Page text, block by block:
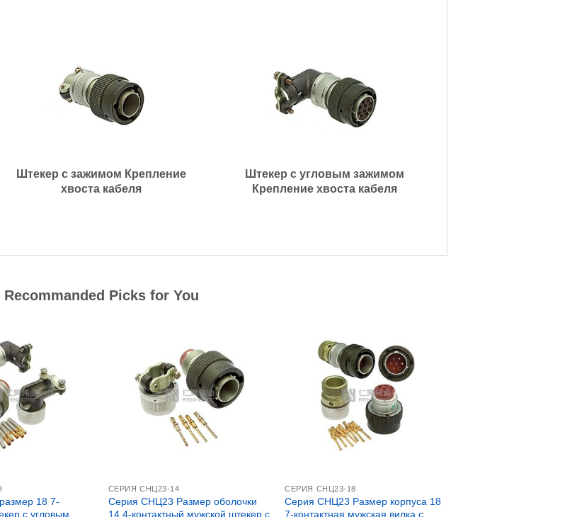
Штекер с зажимом Крепление
хвоста кабеля
Штекер с угловым зажимом
Крепление хвоста кабеля
Recommanded Picks for You
18 7-
с угловым
СЕРИЯ CНЦ23-14
Серия СНЦ23 Размер оболочки
14 4-контактный мужской штекер с
СЕРИЯ СНЦ23-18
Серия СНЦ23 Размер корпуса 18
7-контактная мужская вилка с